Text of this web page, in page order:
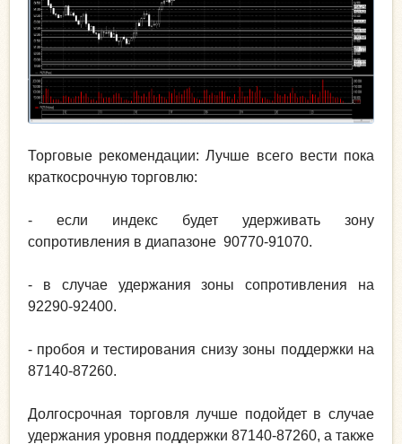
Торговые рекомендации: Лучше всего вести пока
краткосрочную торговлю:
- если индекс будет удерживать зону
сопротивления в диапазоне 90770-91070.
- в случае удержания зоны сопротивления на
92290-92400.
- пробоя и тестирования снизу зоны поддержки на
87140-87260.
Долгосрочная торговля лучше подойдет в случае
удержания уровня поддержки 87140-87260, а также